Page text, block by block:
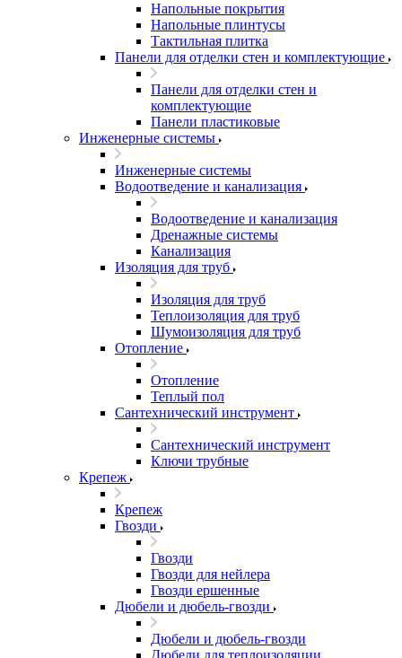
Напольные покрытия
Напольные плинтусы
Тактильная плитка
Панели для отделки стен и комплектующие
Панели для отделки стен и
комплектующие
Панели пластиковые
Инженерные системы
Инженерные системы
Водоотведение и канализация
Водоотведение и канализация
Дренажные системы
Канализация
Изоляция для труб
Изоляция для труб
Теплоизоляция для труб
Шумоизоляция для труб
Отопление
Отопление
Теплый пол
Сантехнический инструмент
Сантехнический инструмент
Ключи трубные
Крепеж
Крепеж
Гвозди
Гвозди
Гвозди для нейлера
Гвозди ершенные
Дюбели и дюбель-гвозди
Дюбели и дюбель-гвозди
Дюбели для теплоизоляции